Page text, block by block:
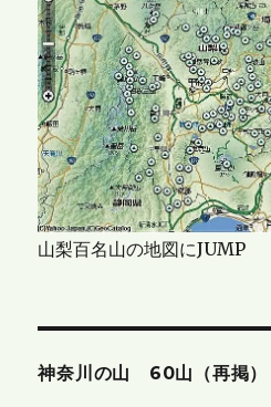
山梨百名山の地図にJUMP
神奈川の山 60山（再掲）